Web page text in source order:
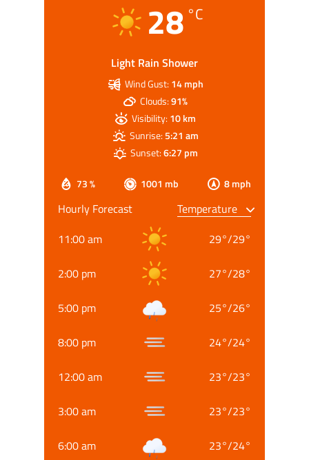
28 °C
Light Rain Shower
73 % 1001 mb 8 mph
Wind Gust: 14 mph
Clouds:91%
Visibility:10 km
Sunrise:5:21 am
Sunset:6:27 pm
Hourly Forecast
11:00 am
29°/29°
2:00 pm 27°/28°
5:00 pm 25°/26°
8:00 pm 24°/24°
12:00 am 23°/23°
3:00 am 23°/23°
6:00 am 23°/24°